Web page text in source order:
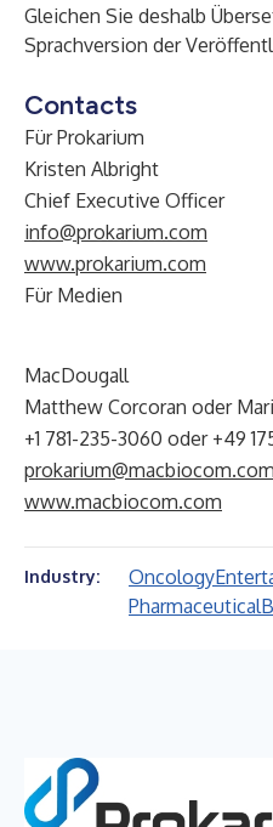
Gleichen Sie deshalb
Sprachversion der
Contacts
Für Prokarium
Kristen Albright
Chief Executive Officer
info@prokarium.com
www.prokarium.com
Für Medien
MacDougall
Matthew Corcoran oder
+1 781-235-3060 oder +49
prokarium@macbiocom.com
www.macbiocom.com
Industry: Oncology
Pharmaceutical